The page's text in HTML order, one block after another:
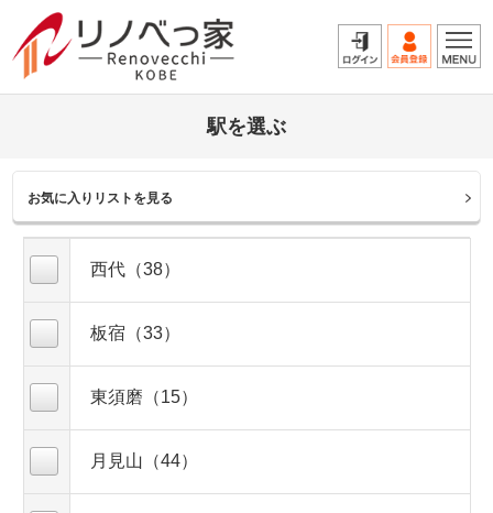
駅を選ぶ
お気に入りリストを見る
西代（38）
板宿（33）
東須磨（15）
月見山（44）